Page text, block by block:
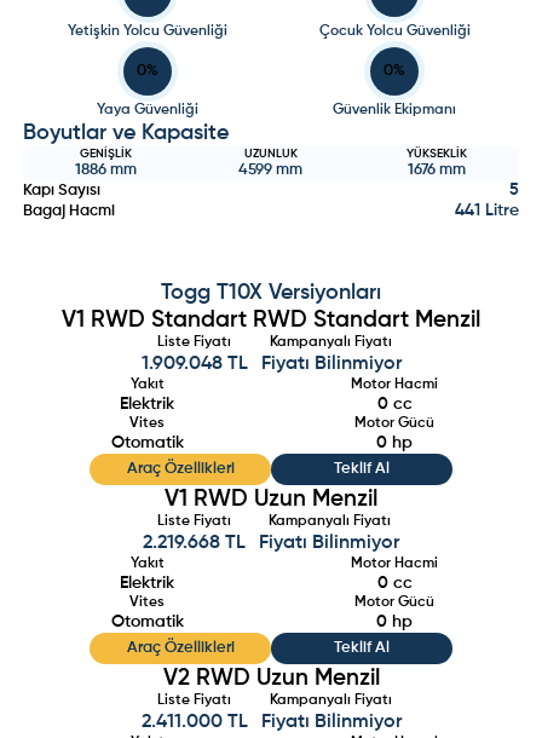
Yetişkin Yolcu Güvenliği Çocuk Yolcu Güvenliği
0%
Yaya Güvenliği
0%
Güvenlik Ekipmanı
Boyutlar ve Kapasite
GENIŞLIK
1886mm
UZUNLUK
4599 mm
YÜKSEKLIK
1676mm
Kapı Sayısı
5
Bagaj Hacmi 441 Litre
Togg T10X Versiyonları
V1 RWD Standart RWD Standart Menzil
Liste Fiyatı
1.909.048 TL
Kampanyalı Fiyatı
Fiyatı Bilinmiyor
Yakıt
Elektrik
Motor Hacmi
0cc
Vites
Otomatik
Motor Gücü
0 hp
Araç Özellikleri Teklif Al
V1 RWD Uzun Menzil
Liste Fiyatı
2.219.668 TL
Kampanyalı Fiyatı
Fiyatı Bilinmiyor
Yakıt
Elektrik
Motor Hacmi
0cc
Vites
Otomatik
Motor Gücü
0 hp
Araç Özellikleri Teklif Al
V2 RWD Uzun Menzil
Liste Fiyatı
2.411.000 TL
Kampanyalı Fiyatı
Fiyatı Bilinmiyor